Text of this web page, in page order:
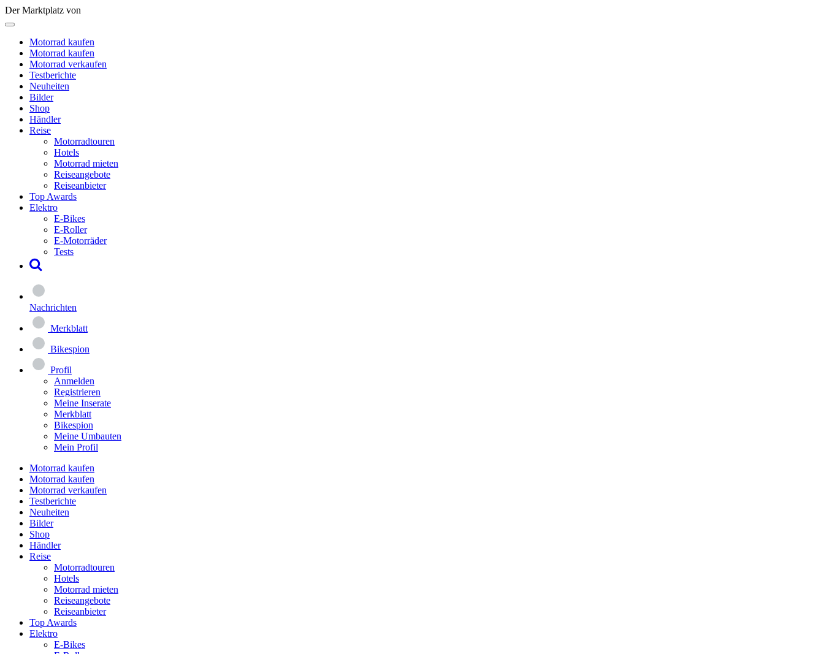
Der Marktplatz von
Motorrad kaufen
Motorrad kaufen
Motorrad verkaufen
Testberichte
Neuheiten
Bilder
Shop
Händler
Reise
Motorradtouren
Hotels
Motorrad mieten
Reiseangebote
Reiseanbieter
Top Awards
Elektro
E-Bikes
E-Roller
E-Motorräder
Tests
Nachrichten
Merkblatt
Bikespion
Profil
Anmelden
Registrieren
Meine Inserate
Merkblatt
Bikespion
Meine Umbauten
Mein Profil
Motorrad kaufen
Motorrad kaufen
Motorrad verkaufen
Testberichte
Neuheiten
Bilder
Shop
Händler
Reise
Motorradtouren
Hotels
Motorrad mieten
Reiseangebote
Reiseanbieter
Top Awards
Elektro
E-Bikes